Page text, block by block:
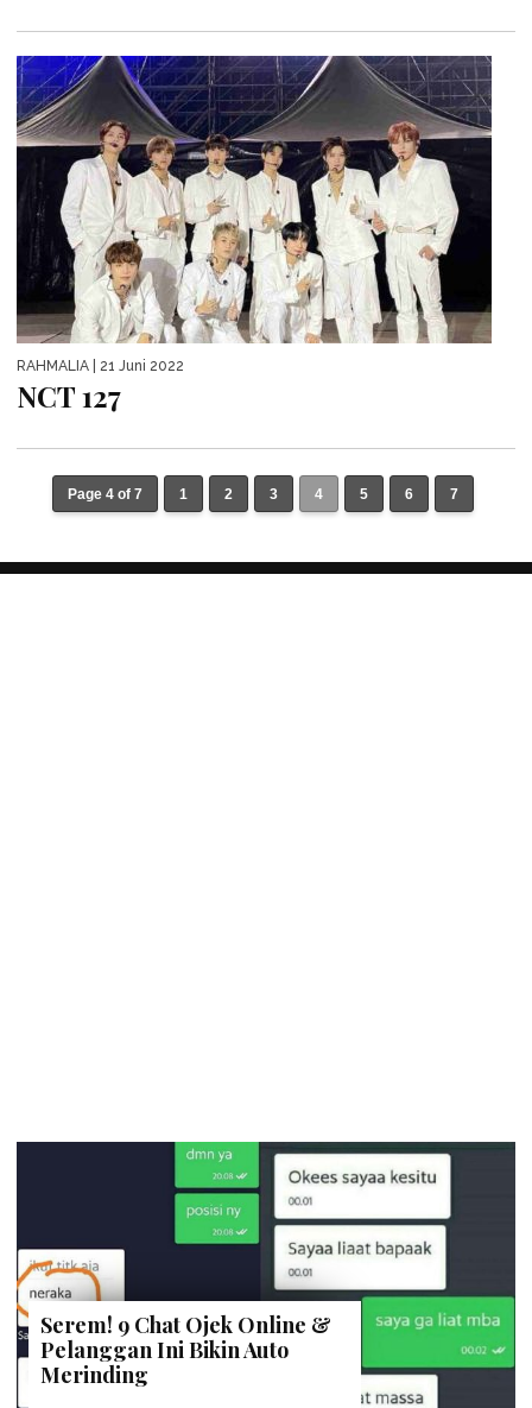
RAHMALIA | 21 Juni 2022
NCT 127
Page 4 of 7 1 2 3 4 5 6 7
Serem! 9 Chat Ojek Online &
Pelanggan Ini Bikin Auto
Merinding